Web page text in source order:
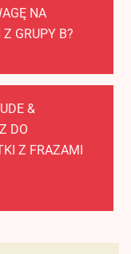
NA
GRUPY B?
&
DO
Z FRAZAMI